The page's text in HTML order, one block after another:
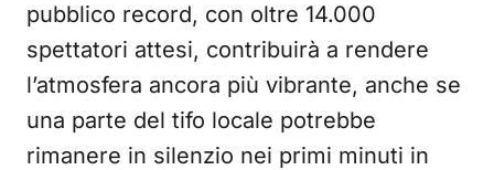
pubblico record, con oltre 14.000
spettatori attesi, contribuirà a rendere
l’atmosfera ancora più vibrante, anche se
una parte del tifo locale potrebbe
rimanere in silenzio nei primi minuti in